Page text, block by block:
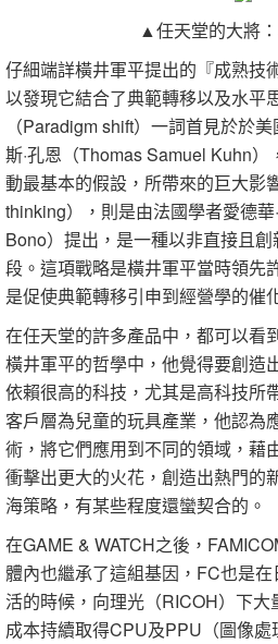
▲任天堂的大將
仔細端詳橫井軍平提出的『成熟技
以發現它結合了典範轉移以及水平
（Paradigm shift）一詞首見於於
斯·孔恩（Thomas Samuel Kuhn
動最基本的假設，所帶來的巨大影
thinking），則是由法國學者愛德華
Bono）提出，是一種以非直接且
段。這項戰略是橫井軍平當時領先
是促使典範轉移引申到經營學的催
在任天堂的許多產品中，都可以看
橫井軍平的哲學中，他覺得要創造
依賴很高的科技，尤其是高科技所
客戶層為兒童的玩具產業，他認為
術，將它們應用到不同的領域，藉
衝擊出更大的火花，創造出熱門的
海策略，有某些程度還蠻契合的。
在GAME & WATCH之後，
體內也繼承了這組基因，FC也是
活的時候，向理光（RICOH）下
成本持續取得CPU及PPU（圖像